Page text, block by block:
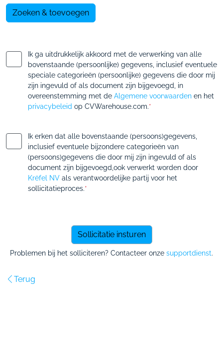
Zoeken & toevoegen
Ik ga uitdrukkelijk akkoord met de verwerking van alle
bovenstaande (persoonlijke) gegevens, inclusief eventuele
speciale categorieën (persoonlijke) gegevens die door mij
zijn ingevuld of als document zijn bijgevoegd, in
overeenstemming met de Algemene voorwaarden en het
privacybeleid op CVWarehouse.com.*
Ik erken dat alle bovenstaande (persoons)gegevens,
inclusief eventuele bijzondere categorieën van
(persoons)gegevens die door mij zijn ingevuld of als
document zijn bijgevoegd,ook verwerkt worden door
Krëfel NV als verantwoordelijke partij voor het
sollicitatieproces.*
Problemen bij het solliciteren? Contacteer onze supportdienst.
Terug